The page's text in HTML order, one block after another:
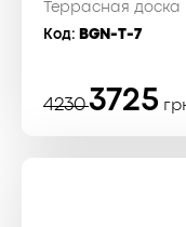
Террасная
Код: BGN-T-7
4230
цена
3725
Текущая
цена:
3725 ₴.